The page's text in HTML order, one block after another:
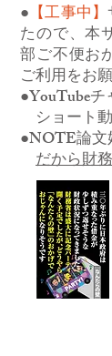
● 【工事中】
たので、本
部ご不便お
ご利用をお
●YouTube
ショート
●NOTE論文
だから財